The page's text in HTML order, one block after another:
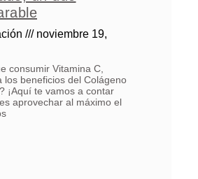
noviembre 19,
consumir Vitamina C,
los beneficios del Colágeno
¡Aquí te vamos a contar
aprovechar al máximo el